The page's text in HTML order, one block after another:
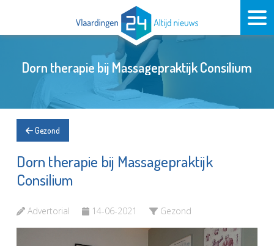
Dorn therapie bij Massagepraktijk Consilium
Gezond
Dorn therapie bij Massagepraktijk
Consilium
Advertorial 14-06-2021 Gezond